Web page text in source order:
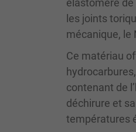
élastomère
les joints
mécanique, le
Ce matériau
contenant de
déchirure et
températures